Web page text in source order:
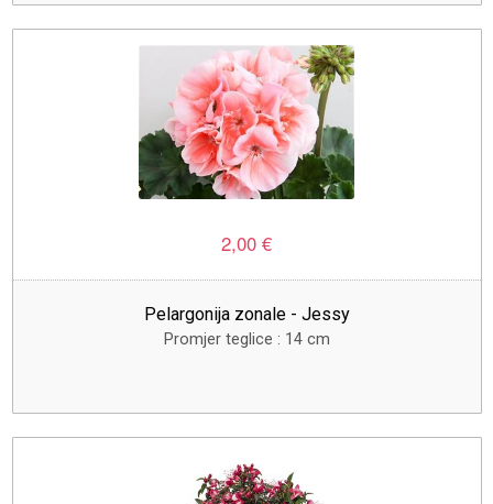
2,00 €
Pelargonija zonale - Jessy
Promjer teglice : 14 cm